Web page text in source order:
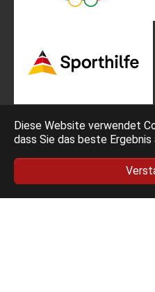
Diese Website verwendet
dass Sie das beste
Datenschutz
AGB Ticketing